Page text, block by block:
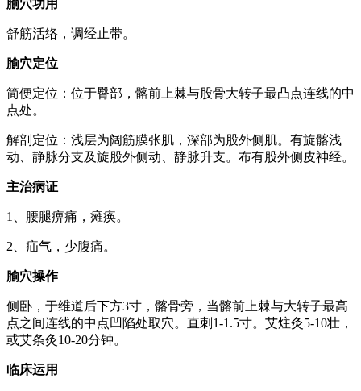
腧穴功用
舒筋活络，调经止带。
腧穴定位
简便定位：位于臀部，髂前上棘与股骨大转子最凸点连线的中
点处。
解剖定位：浅层为阔筋膜张肌，深部为股外侧肌。有旋髂浅
动、静脉分支及旋股外侧动、静脉升支。布有股外侧皮神经。
主治病证
1、腰腿痹痛，瘫痪。
2、疝气，少腹痛。
腧穴操作
侧卧，于维道后下方3寸，髂骨旁，当髂前上棘与大转子最高
点之间连线的中点凹陷处取穴。直刺1-1.5寸。艾炷灸5-10壮，
或艾条灸10-20分钟。
临床运用